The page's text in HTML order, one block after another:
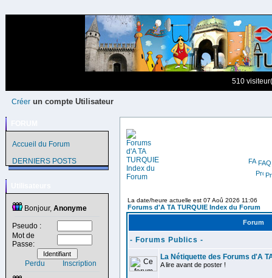
510
Créer un compte Utilisateur
Accueil du Forum
DERNIERS POSTS
Bonjour, Anonyme
Pseudo :
Mot de
Passe:
Perdu Inscription
FAQ
La date/heure actuelle est 07 Aoû 2026 11:06
Forums d'A TA TURQUIE Index du Forum
Forum
- Forums Publics -
La Nétiquette des Forums d'A
A lire avant de poster !